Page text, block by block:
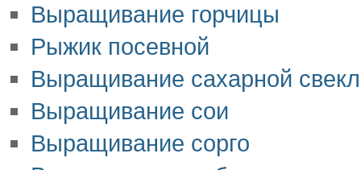
Выращивание горчицы
Рыжик посевной
Выращивание сахарной
Выращивание сои
Выращивание сорго